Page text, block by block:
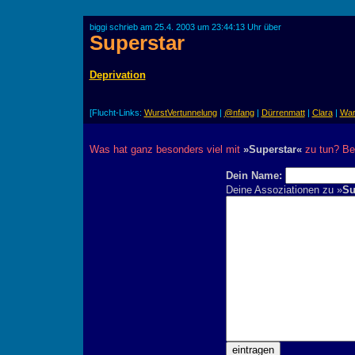
biggi schrieb am 25.4. 2003 um 23:44:13 Uhr über
Superstar
Deprivation
[Flucht-Links: WurstVertunnelung| @nfang| Dürrenmatt| Clara|
Was hat ganz besonders viel mit »Superstar«zu tun?
Dein Name:
Deine Assoziationen zu »